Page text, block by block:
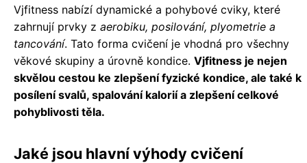
Vjfitness nabízí dynamické a pohybové cviky, které
zahrnují prvky z aerobiku, posilování, plyometrie a
tancování. Tato forma cvičení je vhodná pro všechny
věkové skupiny a úrovně kondice. Vjfitness je nejen
skvělou cestou ke zlepšení fyzické kondice, ale také k
posílení svalů, spalování kalorií a zlepšení celkové
pohyblivosti těla.
Jaké jsou hlavní výhody cvičení